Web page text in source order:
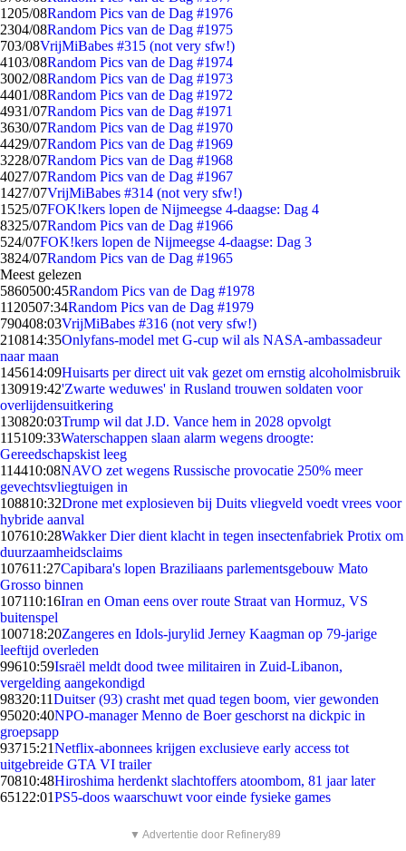
1205/08Random Pics van de Dag #1976
2304/08Random Pics van de Dag #1975
703/08VrijMiBabes #315 (not very sfw!)
4103/08Random Pics van de Dag #1974
3002/08Random Pics van de Dag #1973
4401/08Random Pics van de Dag #1972
4931/07Random Pics van de Dag #1971
3630/07Random Pics van de Dag #1970
4429/07Random Pics van de Dag #1969
3228/07Random Pics van de Dag #1968
4027/07Random Pics van de Dag #1967
1427/07VrijMiBabes #314 (not very sfw!)
1525/07FOK!kers lopen de Nijmeegse 4-daagse: Dag 4
8325/07Random Pics van de Dag #1966
524/07FOK!kers lopen de Nijmeegse 4-daagse: Dag 3
3824/07Random Pics van de Dag #1965
Meest gelezen
5860500:45Random Pics van de Dag #1978
1120507:34Random Pics van de Dag #1979
790408:03VrijMiBabes #316 (not very sfw!)
210814:35Onlyfans-model met G-cup wil als NASA-ambassadeur
naar maan
145614:09Huisarts per direct uit vak gezet om ernstig alcoholmisbruik
130919:42'Zwarte weduwes' in Rusland trouwen soldaten voor
overlijdensuitkering
130820:03Trump wil dat J.D. Vance hem in 2028 opvolgt
115109:33Waterschappen slaan alarm wegens droogte:
Gereedschapskist leeg
114410:08NAVO zet wegens Russische provocatie 250% meer
gevechtsvliegtuigen in
108810:32Drone met explosieven bij Duits vliegveld voedt vrees voor
hybride aanval
107610:28Wakker Dier dient klacht in tegen insectenfabriek Protix om
duurzaamheidsclaims
107611:27Capibara's lopen Braziliaans parlementsgebouw Mato
Grosso binnen
107110:16Iran en Oman eens over route Straat van Hormuz, VS
buitenspel
100718:20Zangeres en Idols-jurylid Jerney Kaagman op 79-jarige
leeftijd overleden
99610:59Israël meldt dood twee militairen in Zuid-Libanon,
vergelding aangekondigd
98320:11Duitser (93) crasht met quad tegen boom, vier gewonden
95020:40NPO-manager Menno de Boer geschorst na dickpic in
groepsapp
93715:21Netflix-abonnees krijgen exclusieve early access tot
uitgebreide GTA VI trailer
70810:48Hiroshima herdenkt slachtoffers atoombom, 81 jaar later
651 22:01PS5-doos waarschuwt voor einde fysieke games
▼ Advertentie door Refinery89